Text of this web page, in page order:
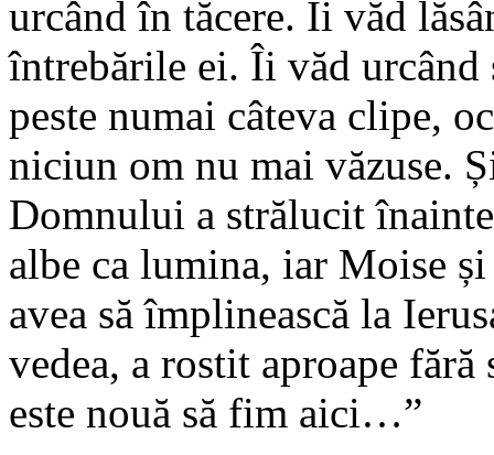
urcând în tăcere. Îi văd
întrebările ei. Îi văd urcând
peste numai câteva clipe,
niciun om nu mai văzuse.
Domnului a strălucit
albe ca lumina, iar Moise
avea să împlinească la
vedea, a rostit aproape fără
este nouă să fim aici…”